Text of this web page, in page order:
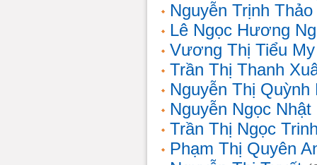
Nguyễn Trịnh
Lê Ngọc Hương
Vương Thị Tiểu My
Trần Thị Thanh
Nguyễn Thị Quỳnh
Nguyễn Ngọc Nhật
Trần Thị Ngọc
Phạm Thị Quyên